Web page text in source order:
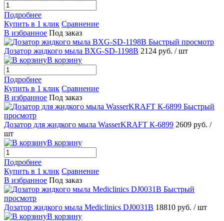
Подробнее
Купить в 1 клик Сравнение
В избранное Под заказ
Быстрый просмотр
Дозатор жидкого мыла BXG-SD-1198B 2124 руб. / шт
В корзину
Подробнее
Купить в 1 клик Сравнение
В избранное Под заказ
Быстрый
просмотр
Дозатор для жидкого мыла WasserKRAFT К-6899 2609 руб. /
шт
В корзину
Подробнее
Купить в 1 клик Сравнение
В избранное Под заказ
Быстрый
просмотр
Дозатор жидкого мыла Mediclinics DJ0031B 18810 руб. / шт
В корзину